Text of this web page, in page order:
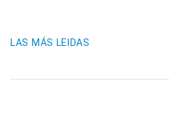
LAS MÁS LEIDAS